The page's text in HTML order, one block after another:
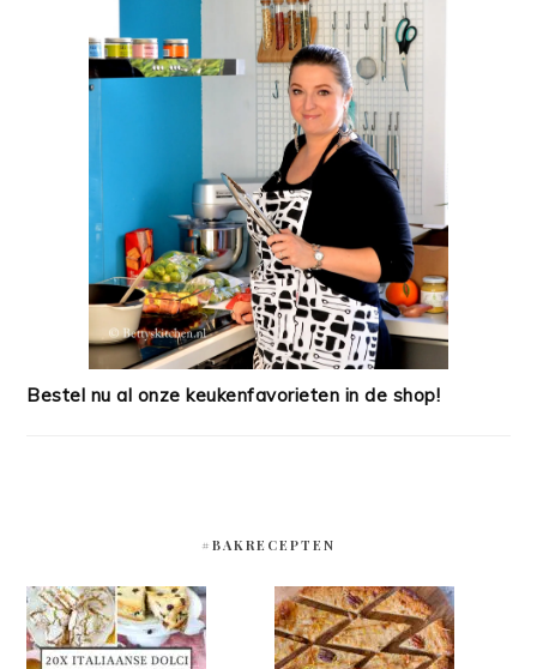
Bestel nu al onze keukenfavorieten in de shop!
#BAKRECEPTEN